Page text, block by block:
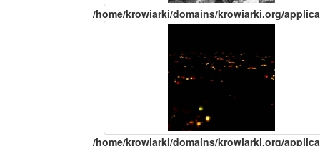
/home/krowiarki/domains/krowiarki.org/
/home/krowiarki/domains/krowiarki.org/